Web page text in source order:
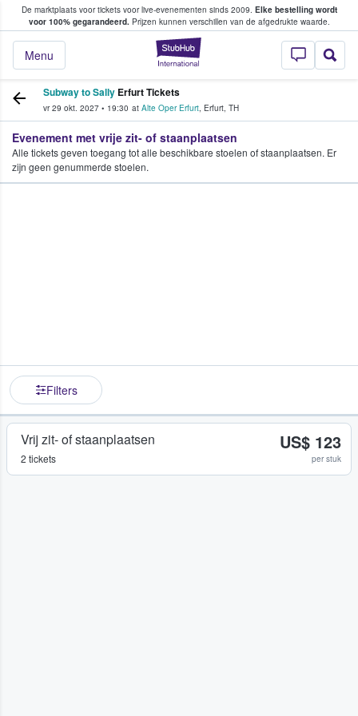
De marktplaats voor tickets voor live-evenementen sinds 2009. Elke bestelling wordt
voor 100% gegarandeerd.Prijzen kunnen verschillen van de afgedrukte waarde.
StubHub: waar
Menu
tickets kopen en verkopen
Subway to Sally Erfurt Tickets
vr 29 okt. 2027 • 19:30 at Alte Oper Erfurt, Erfurt, TH
Evenement met vrije zit- of staanplaatsen
Alle tickets geven toegang tot alle beschikbare stoelen of staanplaatsen. Er
zijn geen genummerde stoelen.
Filters
Vrij zit- of staanplaatsen
2 tickets
US$ 123
per stuk